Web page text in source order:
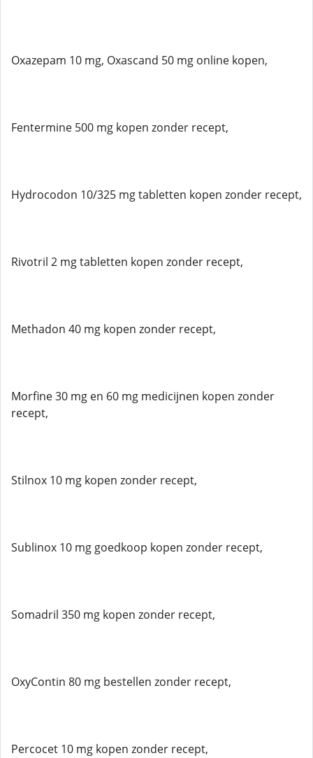
Oxazepam 10 mg, Oxascand 50 mg online kopen,
Fentermine 500 mg kopen zonder recept,
Hydrocodon 10/325 mg tabletten kopen zonder recept,
Rivotril 2 mg tabletten kopen zonder recept,
Methadon 40 mg kopen zonder recept,
Morfine 30 mg en 60 mg medicijnen kopen zonder
recept,
Stilnox 10 mg kopen zonder recept,
Sublinox 10 mg goedkoop kopen zonder recept,
Somadril 350 mg kopen zonder recept,
OxyContin 80 mg bestellen zonder recept,
Percocet 10 mg kopen zonder recept,